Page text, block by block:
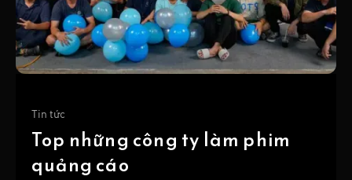
Tin tức
Top những công ty làm phim
quảng cáo